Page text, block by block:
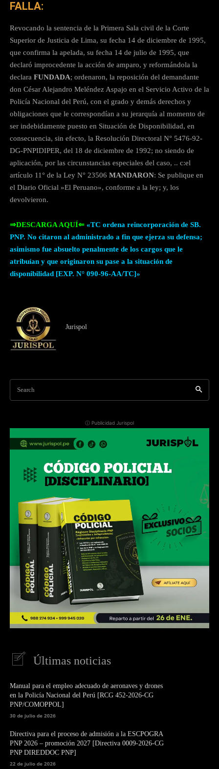
FALLA:
Revocando la sentencia de la Primera Sala civil de la Corte
Superior de Justicia de Lima, su fecha 14 de diciembre de 1995,
que confirma la apelada, su fecha 14 de julio de 1995, que
declaró improcedente la acción de amparo, y reformándola la
declara FUNDADA; ordenaron, la reposición del demandante
don César Alejandro Meléndez Aspajo en el Servicio Activo de la
Policía Nacional del Perú, con el grado y demás derechos y
obligaciones que le correspondían a su jerarquía al momento de
ser indebidamente puesto en Situación de Disponibilidad, en
consecuencia, sin efecto, la Resolución Directoral N° 5476-92-
DG-PNPIDIPER, del 18 de diciembre de 1992; no siendo de
aplicación, por las circunstancias especiales del caso, .. c:el
artículo 11° de la Ley N° 23506 MANDARON: Se publique en
el Diario Oficial »El Peruano», conforme a la ley; y, los
devolvieron.
⇒DESCARGA AQUÍ⇐ «TC ordena reincorporación de SB.
PNP. No citaron al administrado a fin que ejerza su defensa;
asimismo fue absuelto penalmente de los cargos que le
atribuían y que originaron su pase a la situación de
disponibilidad [EXP. N° 090-96-AA/TC]»
Jurispol
Search
ⓘ Publicidad Jurispol
Últimas noticias
Manual para el empleo adecuado de aeronaves y drones
en la Policía Nacional del Perú [RCG 452-2026-CG
PNP/COMOPPOL]
30 de julio de 2026
Directiva para el proceso de admisión a la ESCPOGRA
PNP 2026 – promoción 2027 [Directiva 0009-2026-CG
PNP DIREDDOC PNP]
22 de julio de 2026